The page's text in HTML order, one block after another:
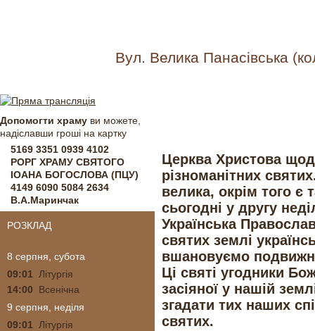
Вул. Велика Панасівська
Церква Христова
різноманітних
велика, окрім того є
сьогодні у другу
Українська
святих землі
вшановуємо
Ці святі угодники
засіяної у нашій
згадати тих наших
святих.
Допомогти храму ви можете,
надіславши гроші на картку
5169 3351 0939 4102
РОРГ ХРАМУ СВЯТОГО
ІОАНА БОГОСЛОВА (ПЦУ)
4149 6090 5084 2634
В.А.Маринчак
РОЗКЛАД
8 серпня, субота
09:01
Літургія
14:00
Всенічна
9 серпня, неділя
09:01
Літургія